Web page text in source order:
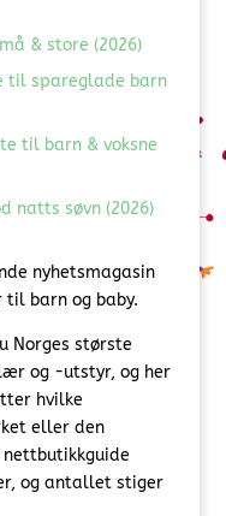
& store (2026)
til spareglade barn
til barn & voksne
natts søvn (2026)
nyhetsmagasin
barn og baby.
Norges største
og -utstyr, og her
hvilke
eller den
og antallet stiger